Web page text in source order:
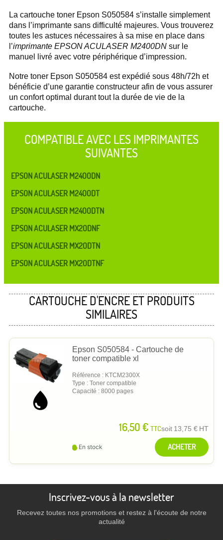
La cartouche toner Epson S050584 s’installe simplement
dans l’imprimante sans difficulté majeures. Vous trouverez
toutes les astuces nécessaires à sa mise en place dans
l’imprimante EPSON ACULASER M2400DN sur le
manuel livré avec votre périphérique d’impression.
Notre toner Epson S050584 est expédié sous 48h/72h et
bénéficie d’une garantie constructeur afin de vous assurer
un confort optimal durant tout la durée de vie de la
cartouche.
COMPATIBLE AVEC LES IMPRIMANTES
SUIVANTES
EPSON ACULASER M2400DN
EPSON ACULASER M2400DT
EPSON ACULASER M2400DTN
EPSON ACULASER MX20DNF
EPSON ACULASER MX20DTN
EPSON ACULASER MX20DTNF
CARTOUCHE D'ENCRE ET PRODUITS
SIMILAIRES
Epson S050584 - Cartouche de
toner compatible xl
Référence : KTCM2300X
Type : Toner compatible
Capacité : 8000 pages
16,50 € TTCsoit 13,75 € HT
En stock ACHETER
Inscrivez-vous à la newsletter
Recevez toutes nos promotions et restez à l'écoute de notre
actualité